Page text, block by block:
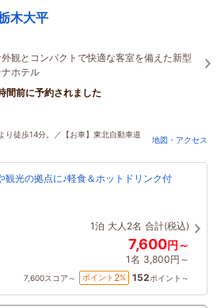
木大平
観とコンパクトで快適な客室を備えた新型
ナホテル
間前に予約されました
り徒歩14分。／【お車】東北自動車道
地図・アクセス
観光の拠点に♪軽食＆ホットドリンク付
1泊 大人2名 合計(税込)
7,600円～
1名 3,800円～
7,600スコア～ ポイント 2% 152ポイント～